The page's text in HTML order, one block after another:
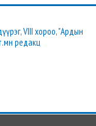
VIII хороо, "Ардын
редакц